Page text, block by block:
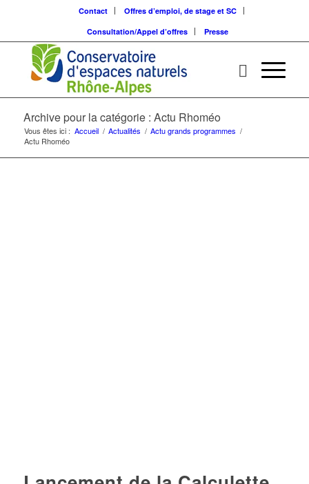
Contact
Offres d’emploi, de stage et SC
Consultation/Appel d’offres
Presse
Archive pour la catégorie : Actu Rhoméo
Vous êtes ici : Accueil / Actualités / Actu grands programmes /
Actu Rhoméo